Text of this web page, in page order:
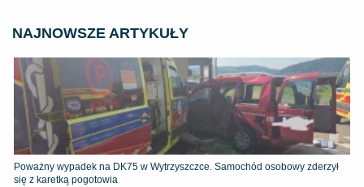
NAJNOWSZE ARTYKUŁY
Poważny wypadek na DK75 w Wytrzyszczce. Samochód osobowy zderzył
się z karetką pogotowia